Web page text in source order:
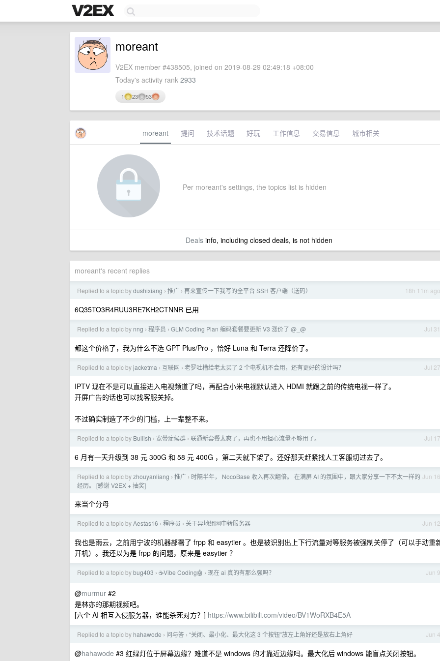
moreant
V2EX member #438505, joined on 2019-08-29 02:49:18 +08:00
Today's activity rank 2933
1 23 53
moreant 提问 技术话题 好玩 工作信息 交易信息 城市相关
Per moreant's settings, the topics list is hidden
Dealsinfo, including closed deals, is not hidden
moreant's recent replies
18h 11m ago
Replied to a topic bydushixiang › 推广 › 再来宣传一下我写的全平台 SSH 客户端（送码）
6Q35TO3R4RUU3RE7KH2CTNNR 已用
Jul 31
Replied to a topic by nng › 程序员 › GLM Coding Plan 编码套餐要更新 V3 涨价了 @_@
都这个价格了，我为什么不选 GPT Plus/Pro ，恰好 Luna 和 Terra 还降价了。
Jul 27
Replied to a topic byjacketma › 互联网 › 老罗吐槽给老太买了 2 个电视机不会用，还有更好的设计吗？
IPTV 现在不是可以直接进入电视频道了吗，再配合小米电视默认进入 HDMI 就跟之前的传统电视一样了。
开屏广告的话也可以找客服关掉。
不过确实制造了不少的门槛，上一辈整不来。
Jul 17
Replied to a topic by Bullish › 宽带症候群 › 联通新套餐太爽了，再也不用担心流量不够用了。
6 月有一天升级到 38 元 300G 和 58 元 400G ，第二天就下架了。还好那天赶紧找人工客服切过去了。
Jun 16
Replied to a topic byzhouyanliang › 推广 › 时隔半年， NocoBase 收入再次翻倍。 在满屏 AI 的氛围中，跟大家分享一下不太一样的
经历。 [感谢 V2EX + 抽奖]
来当个分母
Jun 12
Replied to a topic byAestas16 › 程序员 › 关于异地组网中转服务器
我也是雨云，之前用宁波的机器部署了 frpp 和 easytier 。也是被识别出上下行流量对等服务被强制关停了（可以手动重
开机）。我还以为是 frpp 的问题，原来是 easytier ？
Jun 9
Replied to a topic bybug403 › ☕Vibe Coding🤖 › 现在 ai 真的有那么强吗？
@murmur #2
是林亦的那期视频吧。
[六个 AI 相互入侵服务器，谁能杀死对方？] https://www.bilibili.com/video/BV1WoRXB4E5A
Jun 4
Replied to a topic by hahawode › 问与答 › “关闭、最小化、最大化这 3 个按钮”放左上角好还是放右上角好
@hahawode #3 红绿灯位于屏幕边缘？难道不是 windows 的才靠近边缘吗。最大化后 windows 能盲点关闭按钮。